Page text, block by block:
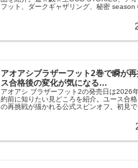
フット、ダークギャザリング、秘密 season
アオアシブラザーフット2巻で瞬が
ス合格後の変化が気になる…
アオアシ ブラザーフット2の発売日は2026
約前に知りたい見どころを紹介。ユース合
の再挑戦が描かれる公式スピンオフ。初見で